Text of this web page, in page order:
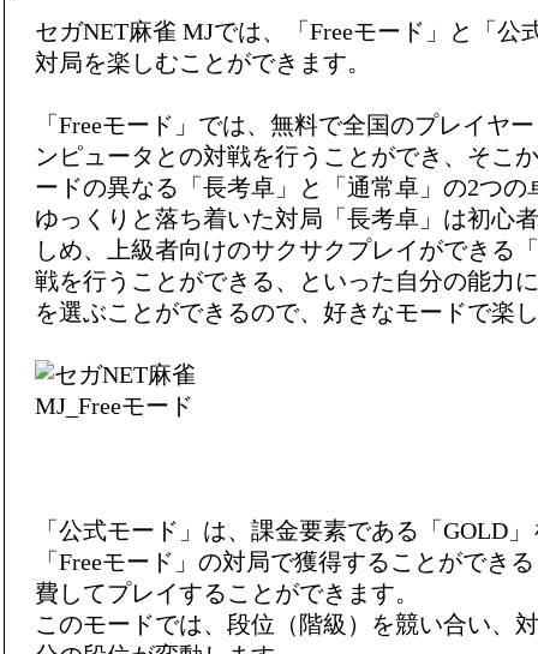
セガNET麻雀 MJでは、「Freeモード」と「公
対局を楽しむことができます。
「Freeモード」では、無料で全国のプレイヤ
ンピュータとの対戦を行うことができ、そこ
ードの異なる「長考卓」と「通常卓」の2つの
ゆっくりと落ち着いた対局「長考卓」は初心
しめ、上級者向けのサクサクプレイができる
戦を行うことができる、といった自分の能力
を選ぶことができるので、好きなモードで楽
「公式モード」は、課金要素である「GOLD
「Freeモード」の対局で獲得することができ
費してプレイすることができます。
このモードでは、段位（階級）を競い合い、